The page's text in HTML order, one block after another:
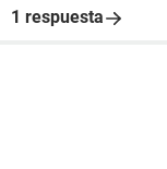
1 respuesta